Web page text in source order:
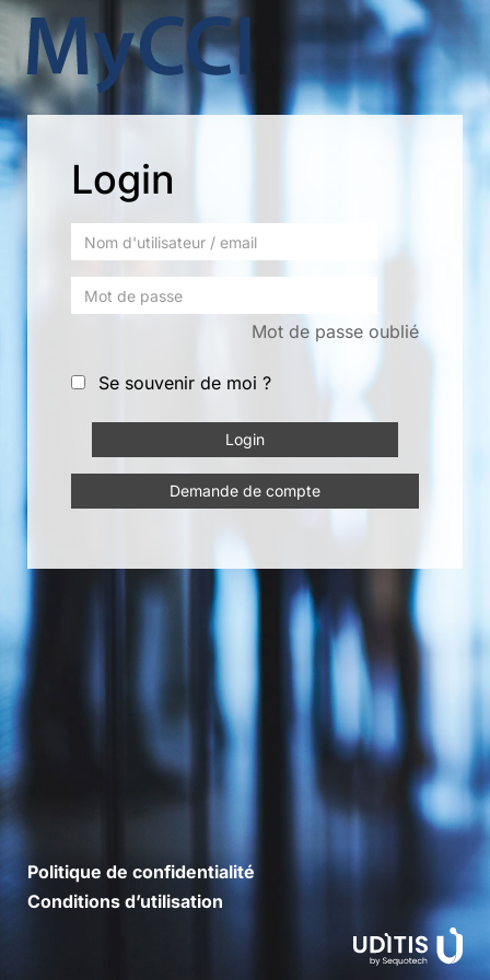
Login
Mot de passe oublié
Se souvenir de moi ?
Demande de compte
Politique de confidentialité
Conditions d’utilisation